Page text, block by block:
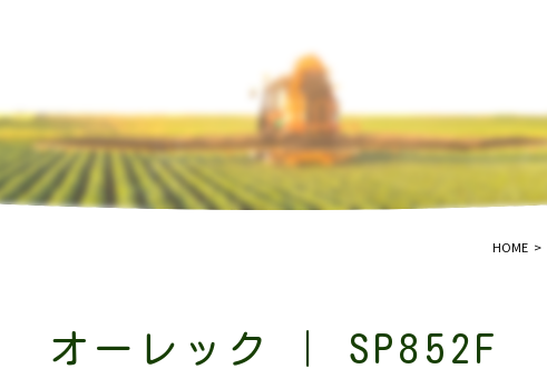
HOME
オーレック | SP852F